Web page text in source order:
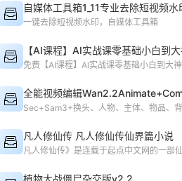
一键去除短视频水印，自媒体工具箱
凡人修仙传 凡人修仙传仙界篇小说
植物大战僵尸杂交版v2.2